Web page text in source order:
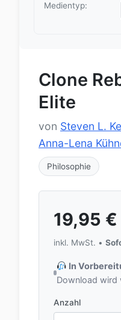
Medientyp:
Clone
Elite
von Steven L.
Anna-Lena
Philosophie
19,95 €
inkl. MwSt. •
In
Download wird
Anzahl